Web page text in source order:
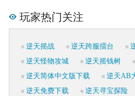
玩家热门关注
逆天摇战 逆天跨服擂台
逆天怪物攻城
逆天摇钱树
逆天简体中文版下载
逆天AB
逆天免费下载
逆天寻宝探险